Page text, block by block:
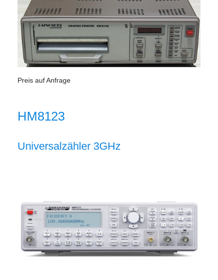
Preis auf Anfrage
HM8123
Universalzähler 3GHz